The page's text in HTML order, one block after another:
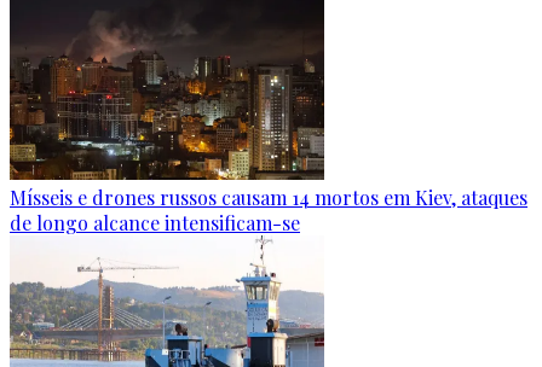
Mísseis e drones russos causam 14 mortos em Kiev, ataques
de longo alcance intensificam-se